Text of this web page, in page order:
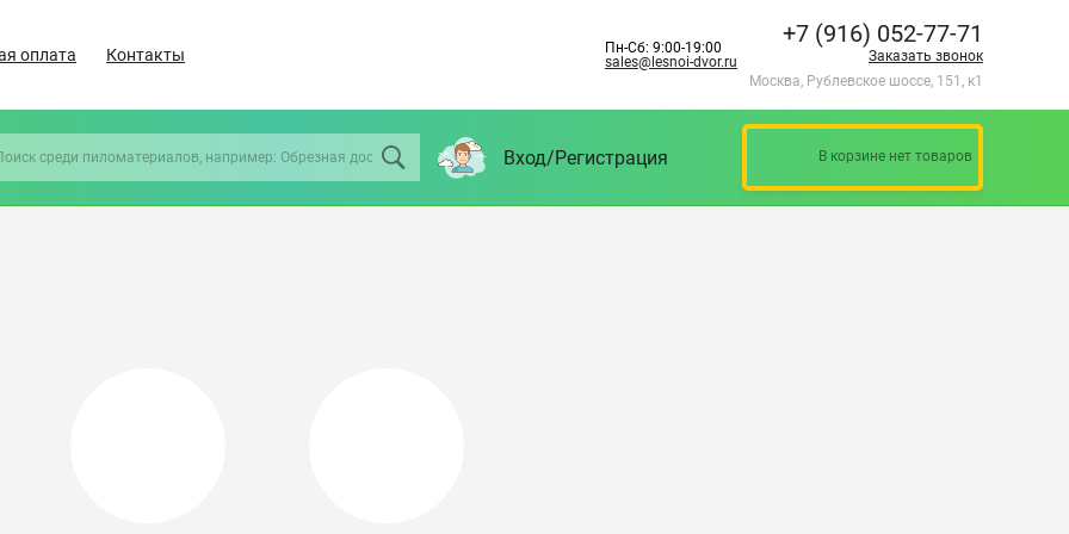
оплата Контакты
Пн-Сб: 9:00-19:00
sales@lesnoi-dvor.ru
+7 (916) 052-77-71
Заказать звонок
Москва, Рублевское шоссе, 151, к1
Вход/Регистрация В корзине нет товаров